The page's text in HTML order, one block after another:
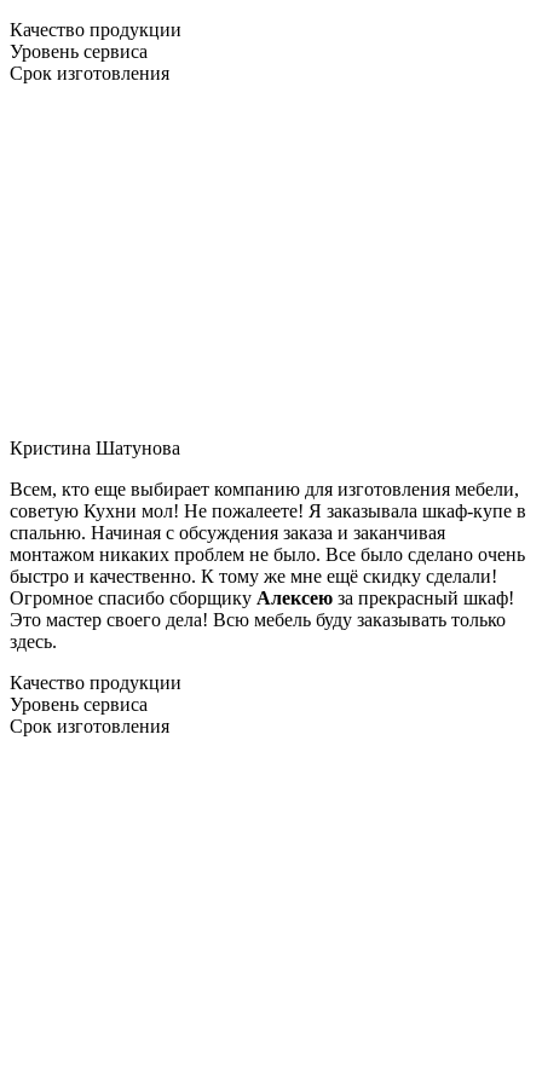
Качество продукции
Уровень сервиса
Срок изготовления
Кристина Шатунова
Всем, кто еще выбирает компанию для изготовления мебели,
советую Кухни мол! Не пожалеете! Я заказывала шкаф-купе в
спальню. Начиная с обсуждения заказа и заканчивая
монтажом никаких проблем не было. Все было сделано очень
быстро и качественно. К тому же мне ещё скидку сделали!
Огромное спасибо сборщику Алексею за прекрасный шкаф!
Это мастер своего дела! Всю мебель буду заказывать только
здесь.
Качество продукции
Уровень сервиса
Срок изготовления